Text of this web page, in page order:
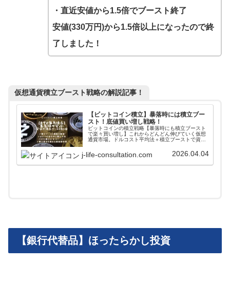
・直近安値から1.5倍でブースト終了
安値(330万円)から1.5倍以上になったので終
了しました！
仮想通貨積立ブースト戦略の解説記事！
【ビットコイン積立】暴落時には積立ブー
スト！底値買い増し戦略！
ビットコインの積立戦略【暴落時にも積立ブースト
で楽々買い増し】これからどんどん伸びていく仮想
通貨市場。ドルコスト平均法＋積立ブーストで資産
で買い増しする方法や積立資金の確保方法など投資
をこれから始める人に最適な記事になっています。
j-life-consultation.com 2026.04.04
【銀行代替品】ほったらかし投資